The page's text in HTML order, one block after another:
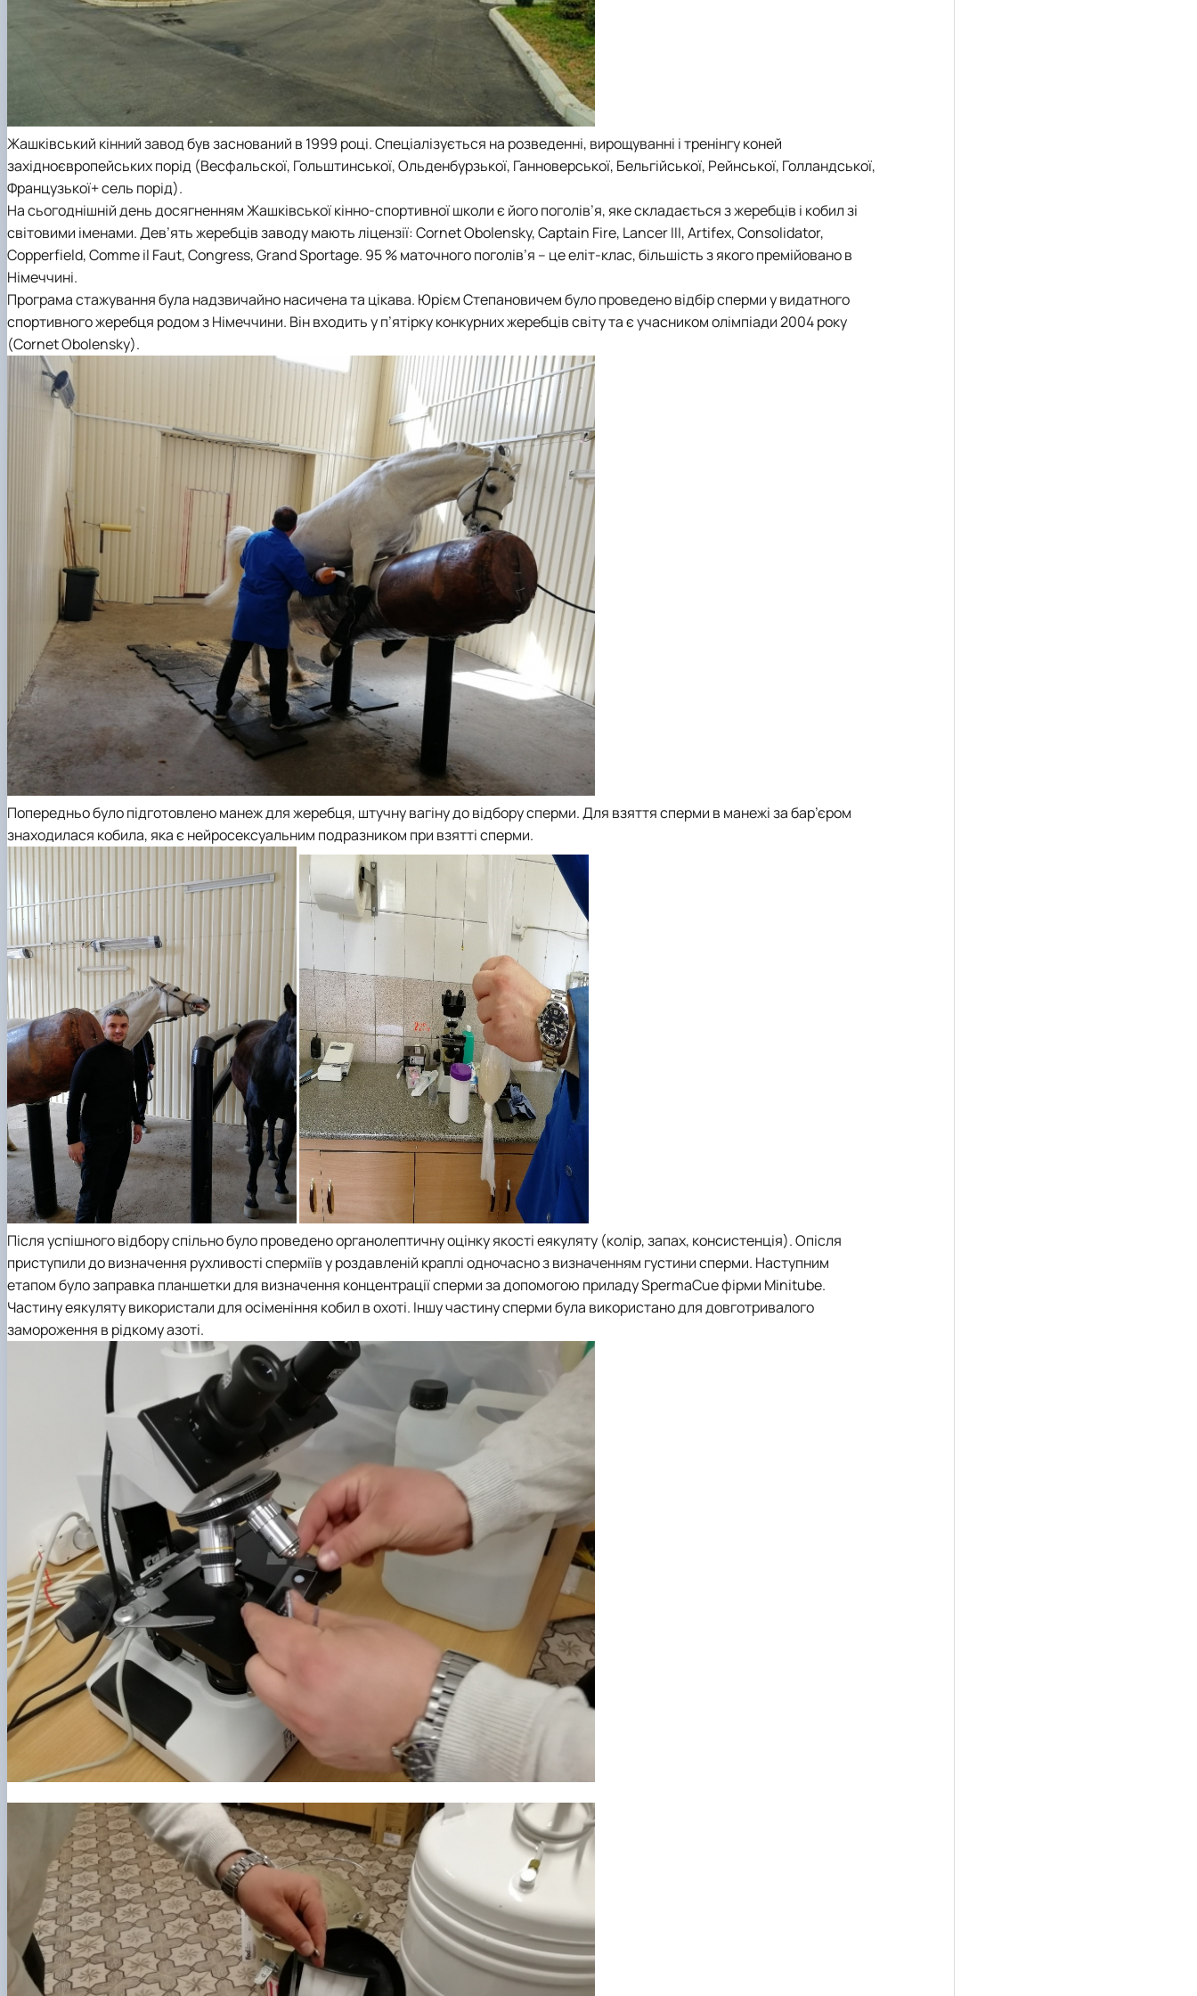
Жашківський кінний завод був заснований в 1999 році. Спеціалізується на розведенні, вирощуванні і тренінгу коней
західноєвропейських порід (Весфальскої, Гольштинської, Ольденбурзької, Ганноверської, Бельгійської, Рейнської, Голландської,
Французької+ сель порід).
На сьогоднішній день досягненням Жашківської кінно-спортивної школи є його поголів’я, яке складається з жеребців і кобил зі
світовими іменами. Дев’ять жеребців заводу мають ліцензії: Cornet Obolensky, Captain Fire, Lancer III, Artifex, Consolidator,
Copperfield, Comme il Faut, Congress, Grand Sportage. 95 % маточного поголів’я – це еліт-клас, більшість з якого премійовано в
Німеччині.
Програма стажування була надзвичайно насичена та цікава. Юрієм Степановичем було проведено відбір сперми у видатного
спортивного жеребця родом з Німеччини. Він входить у п’ятірку конкурних жеребців світу та є учасником олімпіади 2004 року
(Cornet Obolensky).
Попередньо було підготовлено манеж для жеребця, штучну вагіну до відбору сперми. Для взяття сперми в манежі за бар’єром
знаходилася кобила, яка є нейросексуальним подразником при взятті сперми.
Після успішного відбору спільно було проведено органолептичну оцінку якості еякуляту (колір, запах, консистенція). Опісля
приступили до визначення рухливості сперміїв у роздавленій краплі одночасно з визначенням густини сперми. Наступним
етапом було заправка планшетки для визначення концентрації сперми за допомогою приладу SpermaCue фірми Minitube.
Частину еякуляту використали для осіменіння кобил в охоті. Іншу частину сперми була використано для довготривалого
замороження в рідкому азоті.